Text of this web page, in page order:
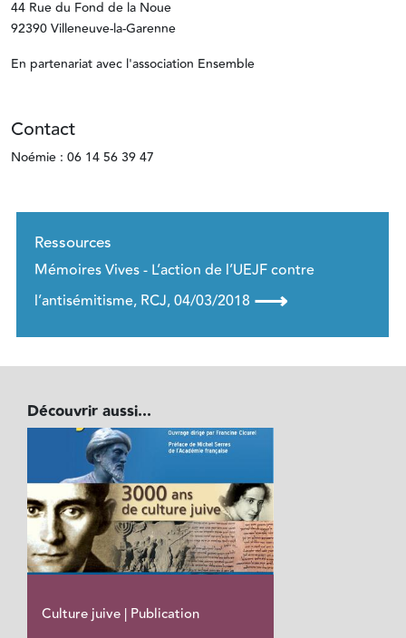
44 Rue du Fond de la Noue
92390 Villeneuve-la-Garenne
En partenariat avec l'association Ensemble
Contact
Noémie : 06 14 56 39 47
Ressources
Mémoires Vives - L’action de l’UEJF contre
l’antisémitisme, RCJ, 04/03/2018 ⟶
Découvrir aussi...
Culture juive | Publication